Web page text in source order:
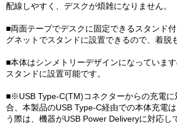
配線しやすく、デスクが煩雑になりません。
■両面テープでデスクに固定できるスタンド
グネットでスタンドに設置できるので、着脱
■本体はシンメトリーデザインになっていま
スタンドに設置可能です。
■※USB Type-C(TM)コネクターからの充電に
合、本製品のUSB Type-C経由での本体充電
う際は、機器がUSB Power Deliveryに対応し